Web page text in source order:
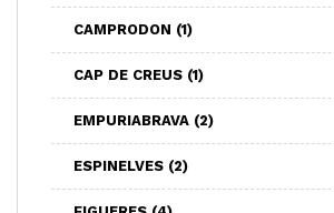
CAMPRODON (1)
CAP DE CREUS (1)
EMPURIABRAVA (2)
ESPINELVES (2)